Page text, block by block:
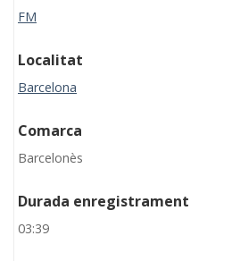
FM
Localitat
Barcelona
Comarca
Barcelonès
Durada enregistrament
03:39